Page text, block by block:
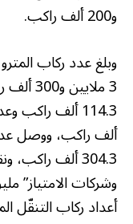
و200 ألف راكب.
وبلغ عدد ركاب
3
ألف راكب، ووصل
304.3 ألف
أعداد ركاب التنقّل المشترك